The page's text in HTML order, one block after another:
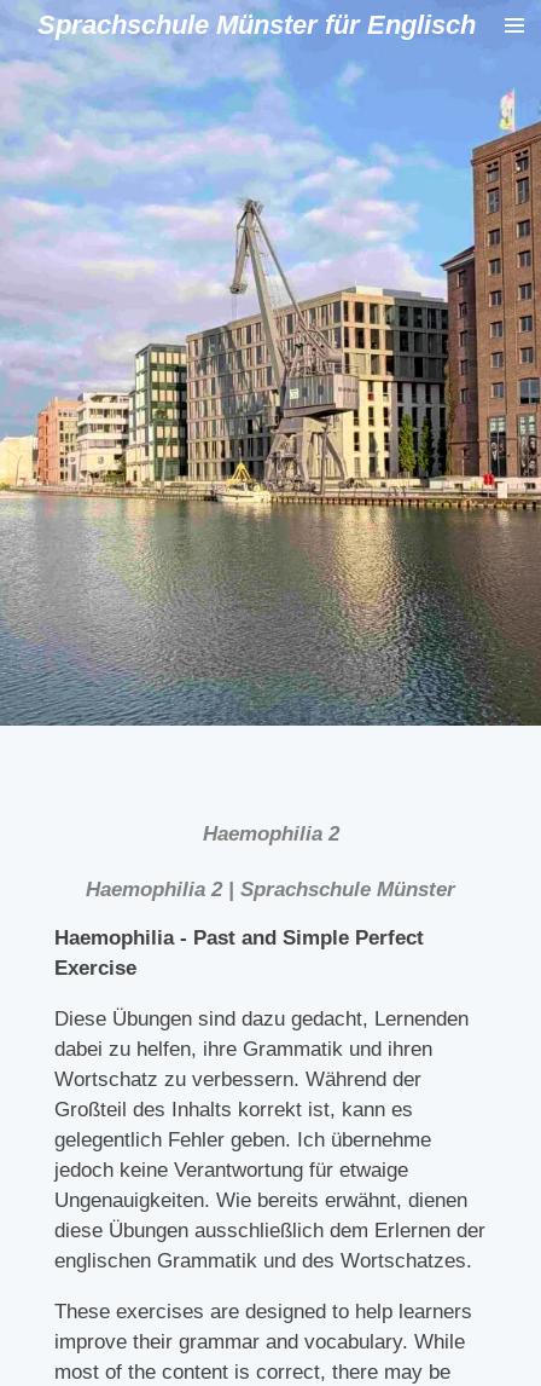
Zum
Hauptinhalt
springen
Sprachschule Münster für Englisch
Haemophilia 2
Haemophilia 2 | Sprachschule Münster
Haemophilia - Past and Simple Perfect
Exercise
Diese Übungen sind dazu gedacht, Lernenden
dabei zu helfen, ihre Grammatik und ihren
Wortschatz zu verbessern. Während der
Großteil des Inhalts korrekt ist, kann es
gelegentlich Fehler geben. Ich übernehme
jedoch keine Verantwortung für etwaige
Ungenauigkeiten. Wie bereits erwähnt, dienen
diese Übungen ausschließlich dem Erlernen der
englischen Grammatik und des Wortschatzes.
These exercises are designed to help learners
improve their grammar and vocabulary. While
most of the content is correct, there may be